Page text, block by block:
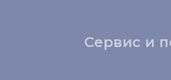
Сервис и